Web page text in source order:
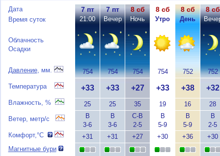
Дата
Время суток
Облачность
Осадки
Давление, мм.
Температура
Влажность, %
Ветер, метр/с
Комфорт,°C
Магнитные бури
7 пт
21:00
754
+33
25
В
3-6
+31
7 пт
Вечер
754
+33
25
В
3-6
+31
8 сб
Ночь
754
+27
35
С-В
2-5
+27
8 сб
Утро
754
+33
19
В
5-9
+30
8 сб
День
752
+38
16
В
5-9
+36
8 сб
752
+32
28
В
2-5
+30